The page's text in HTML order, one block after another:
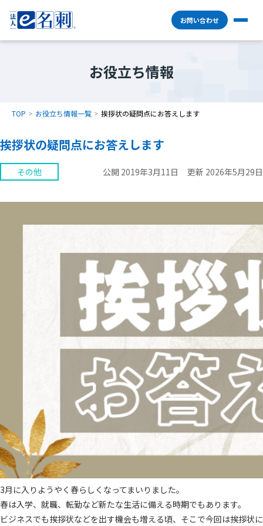
お問い合わせ
お役立ち情報
TOP お役立ち情報一覧 挨拶状の疑問点にお答えします
挨拶状の疑問点にお答えします
その他 公開 2019年3月11日 更新 2026年5月29日
3月に入りようやく春らしくなってまいりました。
春は入学、就職、転勤など新たな生活に備える時期でもあります。
ビジネスでも挨拶状などを出す機会も増える頃、そこで今回は挨拶状に